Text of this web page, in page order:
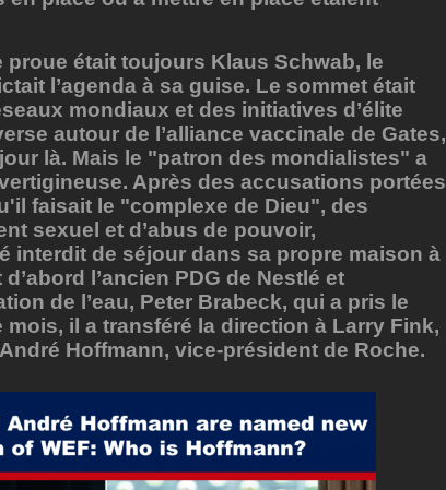
proue était toujours Klaus Schwab, le
l’agenda à sa guise. Le sommet était
mondiaux et des initiatives d’élite
autour de l’alliance vaccinale de Gates,
là. Mais le "patron des mondialistes" a
Après des accusations portées
faisait le "complexe de Dieu", des
sexuel et d’abus de pouvoir,
interdit de séjour dans sa propre maison à
l’ancien PDG de Nestlé et
de l’eau, Peter Brabeck, qui a pris le
il a transféré la direction à Larry Fink,
Hoffmann, vice-président de Roche.